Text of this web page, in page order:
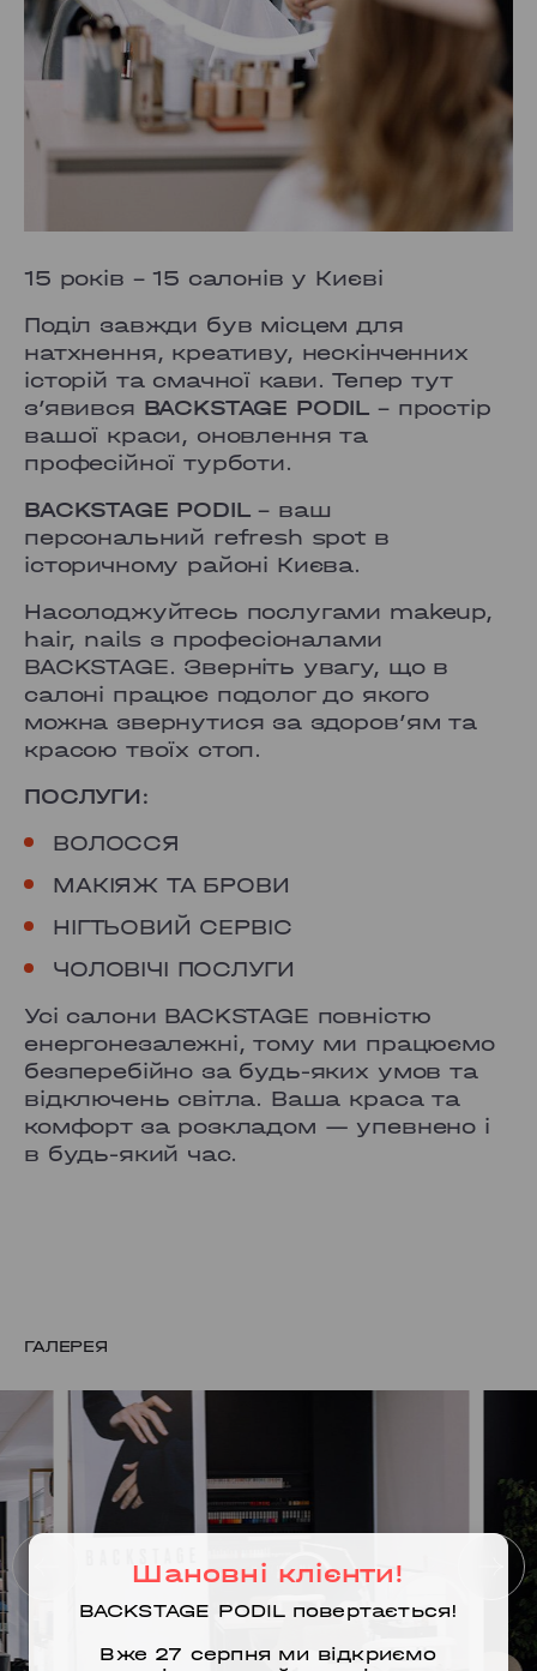
Шановні клієнти!
BACKSTAGE PODIL повертається!
Вже 27 серпня ми відкриємо
15 років – 15 салонів у Києві
Поділ завжди був місцем для
натхнення, креативу, нескінченних
історій та смачної кави. Тепер тут
з’явився BACKSTAGE PODIL – простір
вашої краси, оновлення та
професійної турботи.
BACKSTAGE PODIL– ваш
персональний refresh spot в
історичному районі Києва.
Насолоджуйтесь послугами makeup,
hair, nails з професіоналами
BACKSTAGE. Зверніть увагу, що в
салоні працює подолог до якого
можна звернутися за здоровʼям та
красою твоїх стоп.
ПОСЛУГИ:
ВОЛОССЯ
МАКІЯЖ ТА БРОВИ
НІГТЬОВИЙ СЕРВІС
ЧОЛОВІЧІ ПОСЛУГИ
Усі салони BACKSTAGE повністю
енергонезалежні, тому ми працюємо
безперебійно за будь-яких умов та
відключень світла. Ваша краса та
комфорт за розкладом — упевнено і
в будь-який час.
ГАЛЕРЕЯ